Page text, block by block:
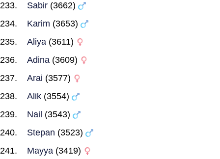
Sabir (3662)
Karim (3653)
Aliya (3611)
Adina (3609)
Arai (3577)
Alik (3554)
Nail (3543)
Stepan (3523)
Mayya (3419)